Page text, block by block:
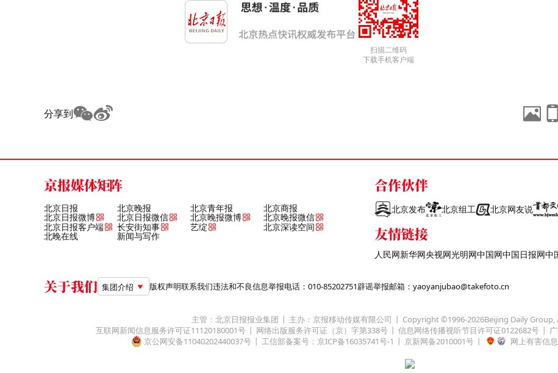
扫描二维码
下载手机客户端
分享到
京报媒体矩阵
北京日报 北京晚报 北京青年报 北京商报
北京日报微博 北京日报微信 北京晚报微博
北京晚报微信
北京日报客户端
长安街知事 艺绽 北京深读空间
北晚在线 新闻与写作
合作伙伴
北京发布 北京组工 北京网友说
友情链接
人民网新华网央视网光明网中国网中国日报网中
关于我们 集团介绍 版权声明联系我们违法和不良信息举报电话：010-85202751辟谣举报邮箱：yaoyanjubao@takefoto.cn
主管：北京日报报业集团 主办：京报移动传媒有限公司 Copyright ©1996-2026Beijing Daily Group,
互联网新闻信息服务许可证11120180001号
网络出版服务许可证（京）字第338号 信息网络传播视听节目许可证0122682号
京公网安备11040202440037号
工信部备案号：京ICP备16035741号-1 京新网备2010001号 网上有害信